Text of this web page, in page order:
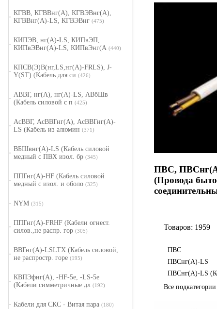
КГВВ, КГВВнг(А), КГВЭВнг(А),
КГВВнг(А)-LS, КГВЭВнг (475)
КИПЭВ, нг(А)-LS, КИПвЭП,
КИПвЭВнг(А)-LS, КИПвЭнг(А (440)
КПСВ(Э)В(нг,LS,нг(А)-FRLS), J-
Y(ST) (Кабель для си (426)
АВВГ, нг(А), нг(А)-LS, АВбШв
(Кабель силовой с п (425)
АсВВГ, АсВВГнг(А), АсВВГнг(А)-
LS (Кабель из алюмин (371)
ВБШвнг(А)-LS (Кабель силовой
медный с ПВХ изол. бр (345)
ППГнг(А)-HF (Кабель силовой
медный с изол. и оболо (325)
NYM (315)
ППГнг(А)-FRHF (Кабели огнест.
силов.,не распр. гор (305)
ВВГнг(А)-LSLTX (Кабель силовой,
не распростр. горе (195)
КВПЭфнг(А), -HF-5e, -LS-5е
(Кабели симметричные дл (192)
Кабели для СКС - Витая пара (180)
ПВС,
(Провода
Товаров: 1959
ПВС
ПВСнг(А)-LS
ПВСнг(А)-LS
Все